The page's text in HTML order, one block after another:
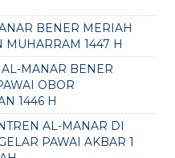
BENER MERIAH
1447 H
MANAR BENER
OBOR
1446 H
AL-MANAR DI
PAWAI AKBAR 1